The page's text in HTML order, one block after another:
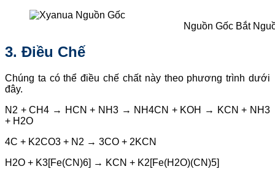
Nguồn Gốc Bắt
3. Điều Chế
Chúng ta có thể điều chế chất này theo phương trình dưới
đây.
N2 + CH4 → HCN + NH3 → NH4CN + KOH → KCN + NH3
+ H2O
4C + K2CO3 + N2 → 3CO + 2KCN
H2O + K3[Fe(CN)6] → KCN + K2[Fe(H2O)(CN)5]